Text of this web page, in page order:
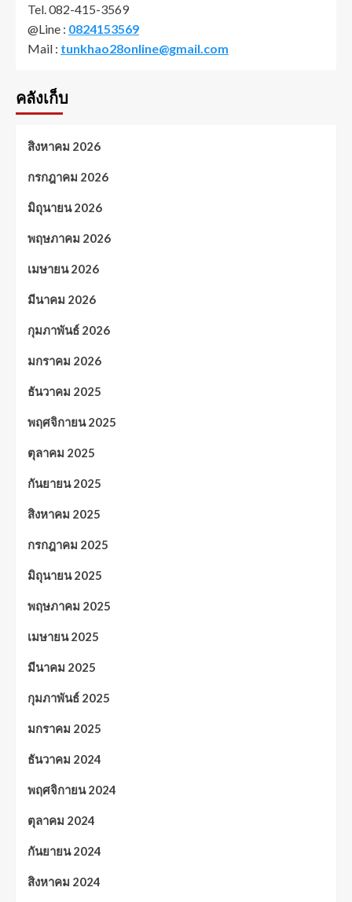
Tel. 082-415-3569
@Line : 0824153569
Mail : tunkhao28online@gmail.com
คลังเก็บ
สิงหาคม 2026
กรกฎาคม 2026
มิถุนายน 2026
พฤษภาคม 2026
เมษายน 2026
มีนาคม 2026
กุมภาพันธ์ 2026
มกราคม 2026
ธันวาคม 2025
พฤศจิกายน 2025
ตุลาคม 2025
กันยายน 2025
สิงหาคม 2025
กรกฎาคม 2025
มิถุนายน 2025
พฤษภาคม 2025
เมษายน 2025
มีนาคม 2025
กุมภาพันธ์ 2025
มกราคม 2025
ธันวาคม 2024
พฤศจิกายน 2024
ตุลาคม 2024
กันยายน 2024
สิงหาคม 2024